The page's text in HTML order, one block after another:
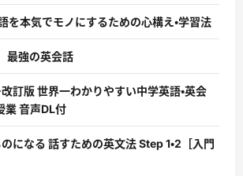
を本気でモノにするための心構え・学習法
最強の英会話
改訂版 世界一わかりやすい中学英語・英会
業 音声DL付
になる 話すための英文法 Step 1・2［入門